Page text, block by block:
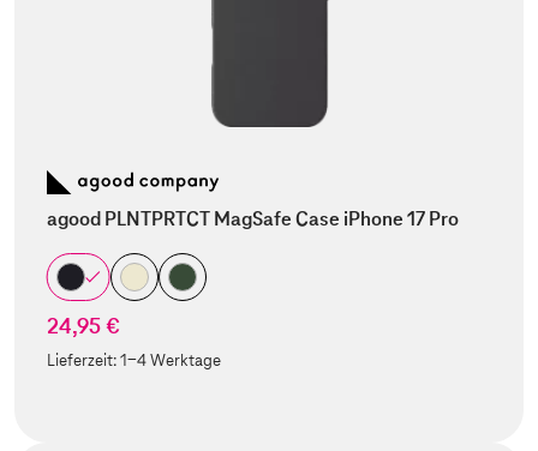
agood PLNTPRTCT MagSafe Case iPhone 17 Pro
24,95 €
Lieferzeit:1-4 Werktage